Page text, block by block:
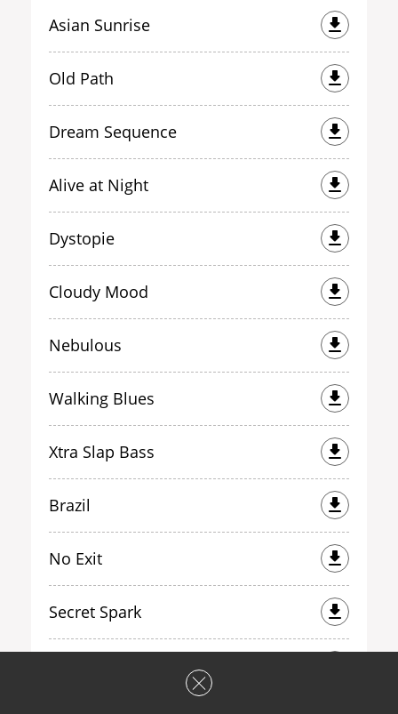
Asian Sunrise
Old Path
Dream Sequence
Alive at Night
Dystopie
Cloudy Mood
Nebulous
Walking Blues
Xtra Slap Bass
Brazil
No Exit
Secret Spark